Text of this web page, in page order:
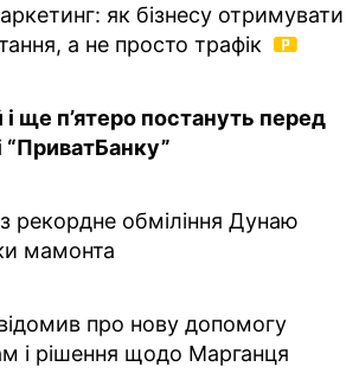
як бізнесу отримувати
а не просто трафік
ще п’ятеро постануть перед
“ПриватБанку”
рекордне обміління Дунаю
мамонта
про нову допомогу
і рішення щодо Марганця